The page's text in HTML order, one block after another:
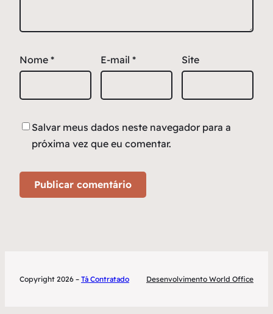
Nome * E-mail * Site
Salvar meus dados neste navegador para a
próxima vez que eu comentar.
Copyright 2026 – Tá Contratado Desenvolvimento World Office